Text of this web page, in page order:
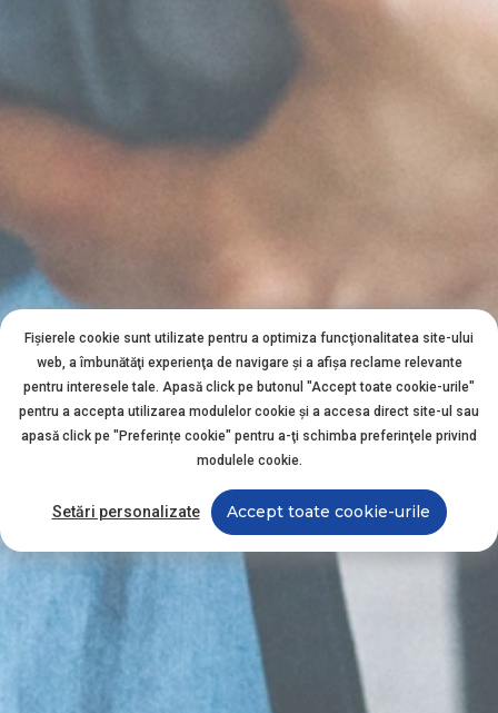
Fișierele cookie sunt utilizate pentru a optimiza funcţionalitatea site-ului
web, a îmbunătăţi experienţa de navigare şi a afişa reclame relevante
pentru interesele tale. Apasă click pe butonul "Accept toate cookie-urile"
pentru a accepta utilizarea modulelor cookie şi a accesa direct site-ul sau
apasă click pe "Preferințe cookie" pentru a-ţi schimba preferinţele privind
modulele cookie.
Setări personalizate Accept toate cookie-urile